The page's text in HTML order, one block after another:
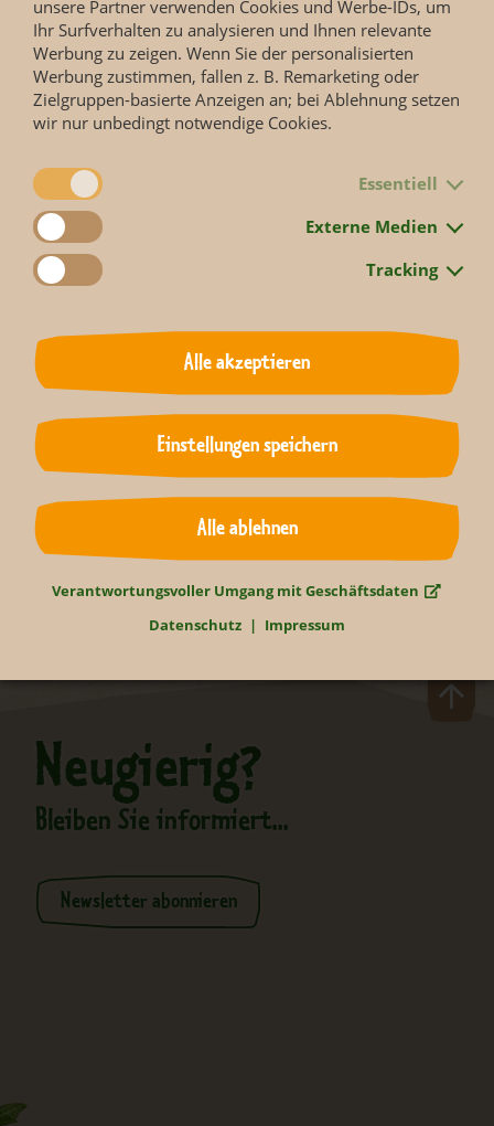
und Tieren aus dem Zoo Leipzig, beleuchtet den Alltag hinter
den Kulissen eines der renommiertesten Zoologischen Gärten
Europas.
Neugierig?
Bleiben Sie informiert...
Newsletter abonnieren
unsere Partner verwenden Cookies und Werbe-IDs, um
Ihr Surfverhalten zu analysieren und Ihnen relevante
Werbung zu zeigen. Wenn Sie der personalisierten
Werbung zustimmen, fallen z. B. Remarketing oder
Zielgruppen-basierte Anzeigen an; bei Ablehnung setzen
wir nur unbedingt notwendige Cookies.
Essentiell
Externe Medien
Tracking
Alle akzeptieren
Einstellungen speichern
Alle ablehnen
Verantwortungsvoller Umgang mit Geschäftsdaten
Datenschutz
Impressum